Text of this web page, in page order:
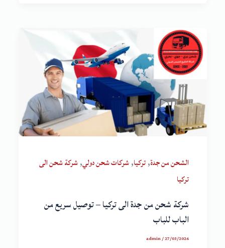
الشحن من جدة,تركيا,شركات شحن دولي,شركة شحن الى
تركيا
شركة شحن من جدة الى تركيا – توصيل سريع من
الباب للباب
admin/27/03/2026